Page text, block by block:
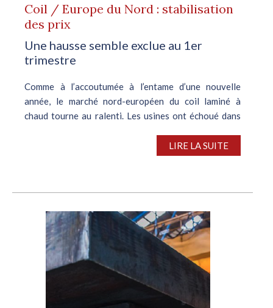
Coil / Europe du Nord : stabilisation
des prix
Une hausse semble exclue au 1er
trimestre
Comme à l’accoutumée à l’entame d’une nouvelle
année, le marché nord-européen du coil laminé à
chaud tourne au ralenti. Les usines ont échoué dans
LIRE LA SUITE